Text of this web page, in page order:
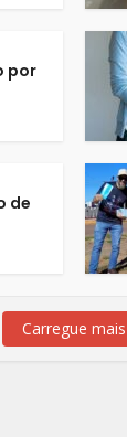
por
de
Carregue mais